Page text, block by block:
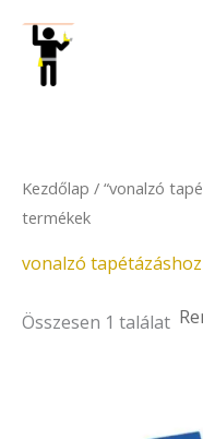
content
Kezdőlap / “vonalzó
termékek
vonalzó tapétázáshoz
Összesen 1 találat